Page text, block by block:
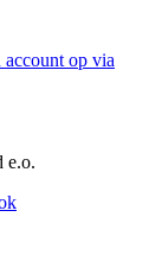
op via
e.o.